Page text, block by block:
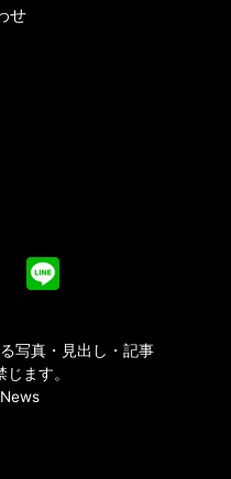
せ
写真・見出し・記事
ます。